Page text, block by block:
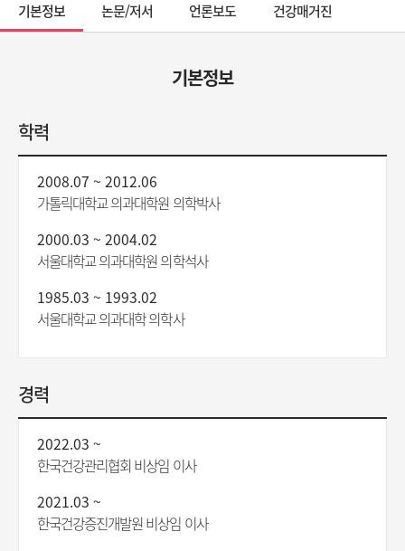
기본정보 논문/저서 언론보도 건강매거진
기본정보
학력
2008.07 ~ 2012.06
가톨릭대학교 의과대학원 의학박사
2000.03 ~ 2004.02
서울대학교 의과대학원 의학석사
1985.03 ~ 1993.02
서울대학교 의과대학 의학사
경력
2022.03 ~
한국건강관리협회 비상임 이사
2021.03 ~
한국건강증진개발원 비상임 이사